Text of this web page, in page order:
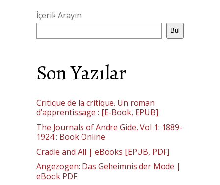
İçerik Arayın:
Bul
Son Yazılar
Critique de la critique. Un roman
d’apprentissage : [E-Book, EPUB]
The Journals of Andre Gide, Vol 1: 1889-
1924 : Book Online
Cradle and All | eBooks [EPUB, PDF]
Angezogen: Das Geheimnis der Mode |
eBook PDF